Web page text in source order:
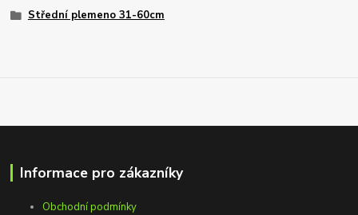
Střední plemeno 31-60cm
Informace pro zákazníky
Obchodní podmínky